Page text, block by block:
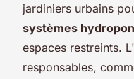
jardiniers urbains
systèmes
espaces restreints.
responsables,